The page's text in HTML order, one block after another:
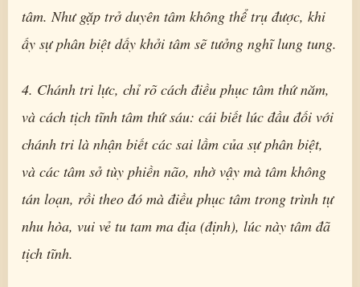
tâm. Như gặp trở duyên tâm không thể trụ được, khi
ấy sự phân biệt dấy khởi tâm sẽ tưởng nghĩ lung tung.
4. Chánh tri lực, chỉ rõ cách điều phục tâm thứ năm,
và cách tịch tĩnh tâm thứ sáu: cái biết lúc đầu đối với
chánh tri là nhận biết các sai lầm của sự phân biệt,
và các tâm sở tùy phiền não, nhờ vậy mà tâm không
tán loạn, rồi theo đó mà điều phục tâm trong trình tự
nhu hòa, vui vẻ tu tam ma địa (định), lúc này tâm đã
tịch tĩnh.